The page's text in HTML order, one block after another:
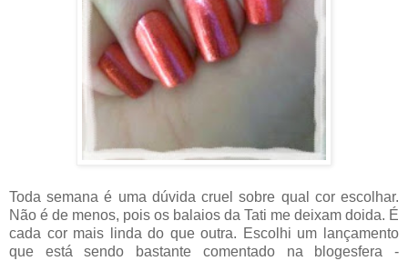
Toda semana é uma dúvida cruel sobre qual cor escolhar.
Não é de menos, pois os balaios da Tati me deixam doida. É
cada cor mais linda do que outra. Escolhi um lançamento
que está sendo bastante comentado na blogesfera -